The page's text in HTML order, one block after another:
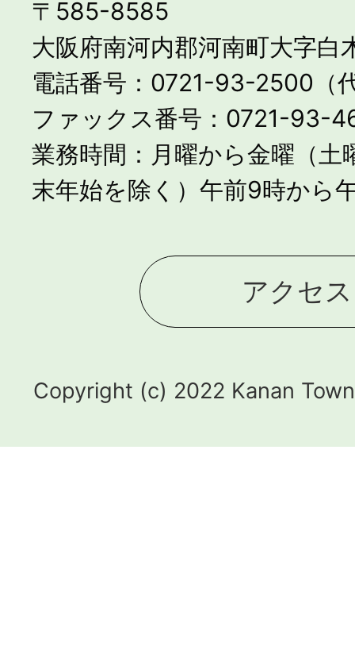
〒585-8585
大阪府南河内郡河南町大字白
電話番号：0721-93-2500（
ファックス番号：0721-93-
業務時間：月曜から金曜（土
末年始を除く）午前9時から
アクセス
Copyright (c) 2022 Kanan